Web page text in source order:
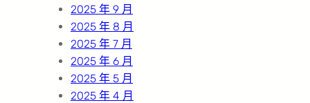
2025 年 9 月
2025 年 8 月
2025 年 7 月
2025 年 6 月
2025 年 5 月
2025 年 4 月